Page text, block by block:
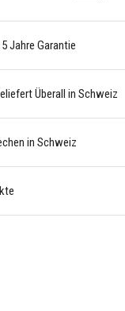
Jahre Garantie
Überall in Schweiz
in Schweiz